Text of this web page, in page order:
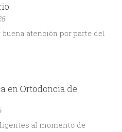
atención por parte del
en Ortodoncia de
al momento de